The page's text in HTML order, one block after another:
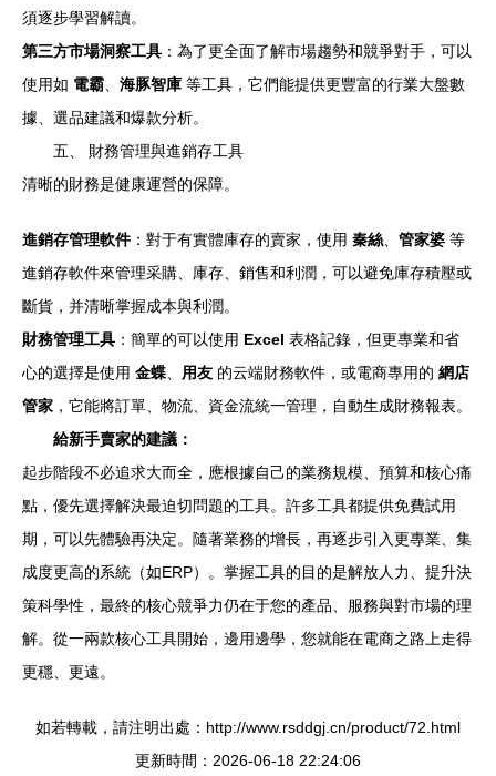
須逐步學習解讀。
第三方市場洞察工具 ：為了更全面了解市場趨勢和競爭對手，可以
使用如 電霸 海豚智庫 等工具，它們能提供更豐富的行業大盤數
據、選品建議和爆款分析。
五、 財務管理與進銷存工具
清晰的財務是健康運營的保障。
進銷存管理軟件：對于有實體庫存的賣家，使用 秦絲 管家婆 等
進銷存軟件來管理采購、庫存、銷售和利潤，可以避免庫存積壓或
斷貨，并清晰掌握成本與利潤。
財務管理工具 ：簡單的可以使用 Excel 表格記錄，但更專業和省
心的選擇是使用 金蝶 用友 的云端財務軟件，或電商專用的 網店
管家 ，它能將訂單、物流、資金流統一管理，自動生成財務報表。
給新手賣家的建議：
起步階段不必追求大而全，應根據自己的業務規模、預算和核心痛
點，優先選擇解決最迫切問題的工具。許多工具都提供免費試用
期，可以先體驗再決定。隨著業務的增長，再逐步引入更專業、集
成度更高的系統（如ERP）。掌握工具的目的是解放人力、提升決
策科學性，最終的核心競爭力仍在于您的產品、服務與對市場的理
解。從一兩款核心工具開始，邊用邊學，您就能在電商之路上走得
更穩、更遠。
如若轉載，請注明出處：http://www.rsddgj.cn/product/72.html
更新時間：2026-06-18 22:24:06